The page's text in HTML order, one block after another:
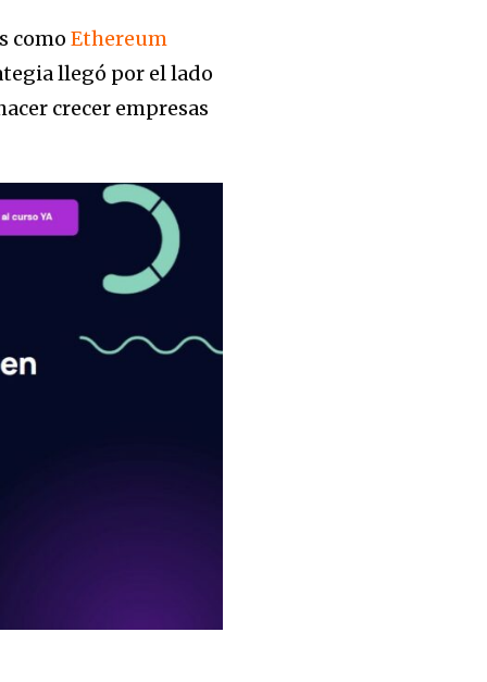
comoEthereum
llegó por el lado
crecer empresas